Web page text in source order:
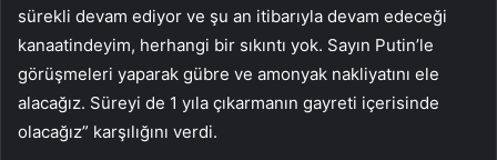
sürekli devam ediyor ve şu an itibarıyla devam edeceği
kanaatindeyim, herhangi bir sıkıntı yok. Sayın Putin’le
görüşmeleri yaparak gübre ve amonyak nakliyatını ele
alacağız. Süreyi de 1 yıla çıkarmanın gayreti içerisinde
olacağız” karşılığını verdi.